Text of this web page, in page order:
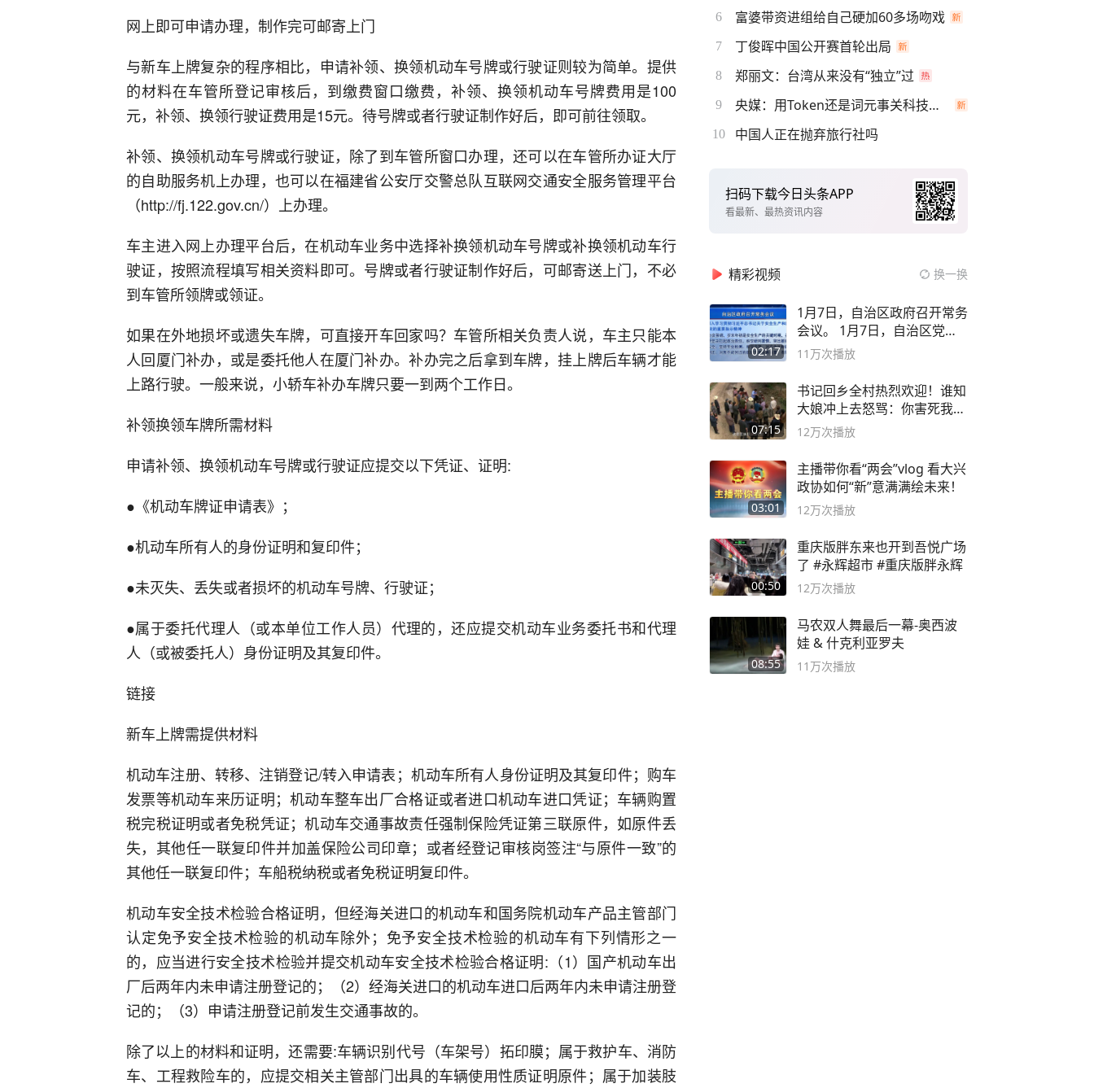
网上即可申请办理，制作完可邮寄上门
与新车上牌复杂的程序相比，申请补领、换领机动车号牌或行驶证则较为简单。提供
的材料在车管所登记审核后，到缴费窗口缴费，补领、换领机动车号牌费用是100
元，补领、换领行驶证费用是15元。待号牌或者行驶证制作好后，即可前往领取。
补领、换领机动车号牌或行驶证，除了到车管所窗口办理，还可以在车管所办证大厅
的自助服务机上办理，也可以在福建省公安厅交警总队互联网交通安全服务管理平台
（http://fj.122.gov.cn/）上办理。
车主进入网上办理平台后，在机动车业务中选择补换领机动车号牌或补换领机动车行
驶证，按照流程填写相关资料即可。号牌或者行驶证制作好后，可邮寄送上门，不必
到车管所领牌或领证。
如果在外地损坏或遗失车牌，可直接开车回家吗？车管所相关负责人说，车主只能本
人回厦门补办，或是委托他人在厦门补办。补办完之后拿到车牌，挂上牌后车辆才能
上路行驶。一般来说，小轿车补办车牌只要一到两个工作日。
补领换领车牌所需材料
申请补领、换领机动车号牌或行驶证应提交以下凭证、证明:
●《机动车牌证申请表》；
●机动车所有人的身份证明和复印件；
●未灭失、丢失或者损坏的机动车号牌、行驶证；
●属于委托代理人（或本单位工作人员）代理的，还应提交机动车业务委托书和代理
人（或被委托人）身份证明及其复印件。
链接
新车上牌需提供材料
机动车注册、转移、注销登记/转入申请表；机动车所有人身份证明及其复印件；购车
发票等机动车来历证明；机动车整车出厂合格证或者进口机动车进口凭证；车辆购置
税完税证明或者免税凭证；机动车交通事故责任强制保险凭证第三联原件，如原件丢
失，其他任一联复印件并加盖保险公司印章；或者经登记审核岗签注“与原件一致”的
其他任一联复印件；车船税纳税或者免税证明复印件。
机动车安全技术检验合格证明，但经海关进口的机动车和国务院机动车产品主管部门
认定免予安全技术检验的机动车除外；免予安全技术检验的机动车有下列情形之一
的，应当进行安全技术检验并提交机动车安全技术检验合格证明:（1）国产机动车出
厂后两年内未申请注册登记的；（2）经海关进口的机动车进口后两年内未申请注册登
记的；（3）申请注册登记前发生交通事故的。
除了以上的材料和证明，还需要:车辆识别代号（车架号）拓印膜；属于救护车、消防
车、工程救险车的，应提交相关主管部门出具的车辆使用性质证明原件；属于加装肢
6 富婆带资进组给自己硬加60多场吻戏
7 丁俊晖中国公开赛首轮出局
8 郑丽文：台湾从来没有“独立”过
9 央媒：用Token还是词元事关科技话语权
10 中国人正在抛弃旅行社吗
扫码下载今日头条APP
看最新、最热资讯内容
精彩视频 换一换
02:17
1月7日，自治区政府召开常务
会议。 1月7日，自治区党委
副书记
11万次播放
07:15
书记回乡全村热烈欢迎！谁知
大娘冲上去怒骂：你害死我儿
子
12万次播放
03:01
主播带你看“两会”vlog 看大兴
政协如何“新”意满满绘未来！
12万次播放
00:50
重庆版胖东来也开到吾悦广场
了 #永辉超市 #重庆版胖永辉
12万次播放
08:55
马农双人舞最后一幕-奥西波
娃 & 什克利亚罗夫
11万次播放